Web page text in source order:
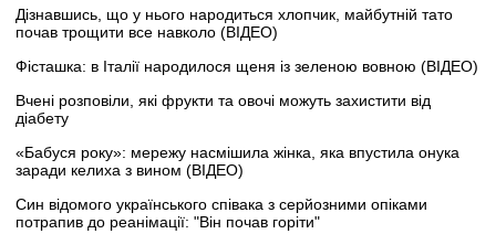
Дізнавшись, що у нього народиться хлопчик, майбутній тато
почав трощити все навколо (ВІДЕО)
Фісташка: в Італії народилося щеня із зеленою вовною (ВІДЕО)
Вчені розповіли, які фрукти та овочі можуть захистити від
діабету
«Бабуся року»: мережу насмішила жінка, яка впустила онука
заради келиха з вином (ВІДЕО)
Син відомого українського співака з серйозними опіками
потрапив до реанімації: "Він почав горіти"